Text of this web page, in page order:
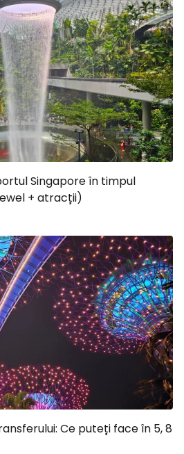
Singapore în timpul
+ atracții)
Ce puteți face în 5, 8